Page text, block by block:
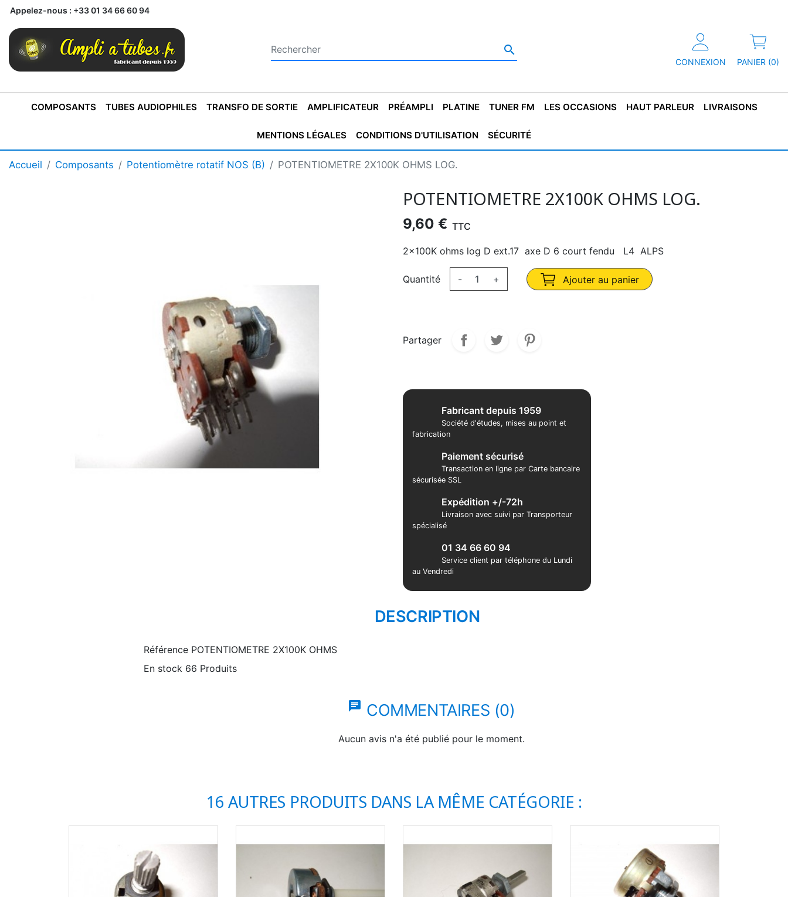
Appelez-nous : +33 01 34 66 60 94

CONNEXION PANIER (0)
COMPOSANTS
BONTONS
AXE 4MM
BONTONS
AXE 6MM
COFFRET
COFFRET
CONDENSATEUR
LCC PAS 5.08
CONDENSATEUR
CONDENSATEUR
TUBES AUDIOPHILES TRANSFO DE SORTIE
TRANSFORMATEUR DE SORTIE DE
CLASSE "A" SINGLE
TRANSFORMATEUR DE SORTIE
TRANSFO DE SORTIE
TRANSFO LINE
AMPLIFICATEUR
AMPLI MONO AMPLI STÉRÉO
PRÉAMPLI PLATINE TUNER FM LES OCCASIONS
AMPLIFICATEURS LECTEURS CD PRÉAMPLI AVEC TUNER PLATINES VINYLES MAGNÉTOPHONE TUNER
HAUT PARLEUR
SUPRAVOX FERTIN
LIVRAISONS
MENTIONS LÉGALES CONDITIONS D'UTILISATION SÉCURITÉ
Accueil Composants Potentiomètre rotatif NOS (B) POTENTIOMETRE 2X100K OHMS LOG.
POTENTIOMETRE 2X100K OHMS LOG.
9,60 € TTC
2x100K ohms log D ext.17 axe D 6 court fendu L4 ALPS
Quantité - + Ajouter au panier
Partager
Fabricant depuis 1959
Société d'études, mises au point et
fabrication
Paiement sécurisé
Transaction en ligne par Carte bancaire
sécurisée SSL
Expédition +/-72h
Livraison avec suivi par Transporteur
spécialisé
01 34 66 60 94
Service client par téléphone du Lundi
au Vendredi
DESCRIPTION
Référence POTENTIOMETRE 2X100K OHMS
En stock 66 Produits
chat COMMENTAIRES (0)
Aucun avis n'a été publié pour le moment.
16 AUTRES PRODUITS DANS LA MÊME CATÉGORIE :